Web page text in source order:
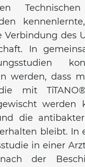
Verbindung des
In
werden, dass
mit
werden
die
bleibt. In
in einer
der